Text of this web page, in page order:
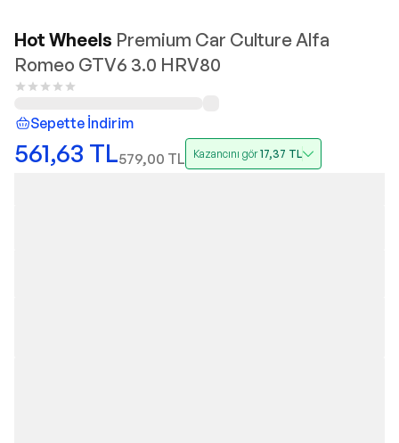
Hot Wheels Premium Car Culture Alfa
Romeo GTV6 3.0 HRV80
Sepette İndirim
561,63 TL579,00 TL Kazancını gör17,37 TL